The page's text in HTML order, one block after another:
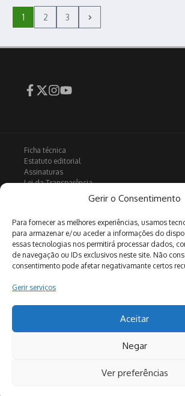
Gerir o Consentimento
Para fornecer as melhores experiências, usamos
para armazenar e/ou aceder a informações do
essas tecnologias nos permitirá processar dados,
de navegação ou IDs exclusivos neste site. Não
consentimento pode afetar negativamante certos
Gerir serviços
Aceitar
Negar
Ver preferências
1 2 3
Ficha técnica
Estatuto editorial
Assinaturas
Lei da Transparência
Política de privacidade
Arquivo
Copyright © [2026]